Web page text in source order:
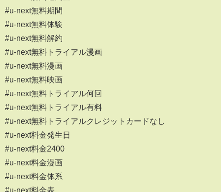
#u-next無料期間
#u-next無料体験
#u-next無料解約
#u-next無料トライアル漫画
#u-next無料漫画
#u-next無料映画
#u-next無料トライアル何回
#u-next無料トライアル有料
#u-next無料トライアルクレジットカードなし
#u-next料金発生日
#u-next料金2400
#u-next料金漫画
#u-next料金体系
#u-next料金表